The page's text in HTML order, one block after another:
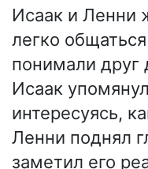
Исаак и
легко
понимали друг
Исаак
интересуясь,
Ленни поднял
заметил его